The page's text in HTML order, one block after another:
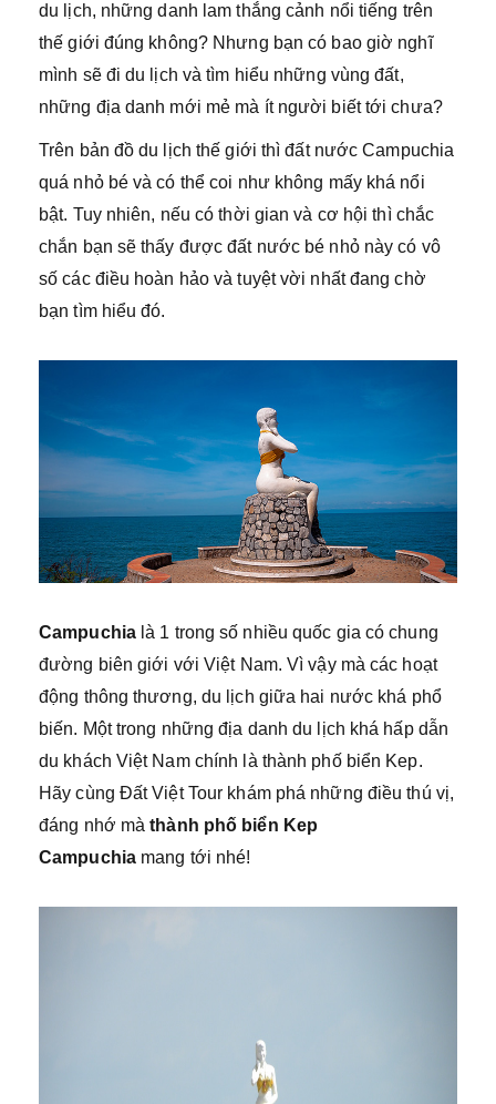
du lịch, những danh lam thắng cảnh nổi tiếng trên
thế giới đúng không? Nhưng bạn có bao giờ nghĩ
mình sẽ đi du lịch và tìm hiểu những vùng đất,
những địa danh mới mẻ mà ít người biết tới chưa?
Trên bản đồ du lịch thế giới thì đất nước Campuchia
quá nhỏ bé và có thể coi như không mấy khá nổi
bật. Tuy nhiên, nếu có thời gian và cơ hội thì chắc
chắn bạn sẽ thấy được đất nước bé nhỏ này có vô
số các điều hoàn hảo và tuyệt vời nhất đang chờ
bạn tìm hiểu đó.
Campuchialà 1 trong số nhiều quốc gia có chung
đường biên giới với Việt Nam. Vì vậy mà các hoạt
động thông thương, du lịch giữa hai nước khá phổ
biến. Một trong những địa danh du lịch khá hấp dẫn
du khách Việt Nam chính là thành phố biển Kep.
Hãy cùng Đất Việt Tour khám phá những điều thú vị,
đáng nhớ màthành phố biển Kep
Campuchiamang tới nhé!